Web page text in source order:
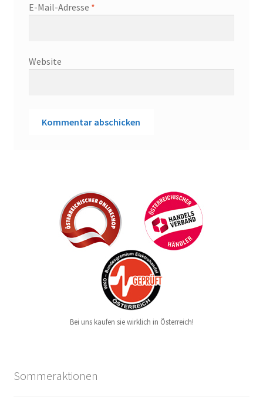
E-Mail-Adresse *
Website
Bei uns kaufen sie wirklich in Österreich!
Sommeraktionen